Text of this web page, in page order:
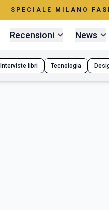
SPECIALE MILANO
Recensioni News
Interviste libri Tecnologia